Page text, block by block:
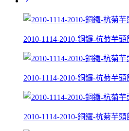
2010-1114-2010-銅鑼-杭菊芋頭
2010-1114-2010-銅鑼-杭菊芋頭
2010-1114-2010-銅鑼-杭菊芋頭